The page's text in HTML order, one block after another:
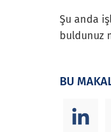
Şu anda
buldunuz
BU